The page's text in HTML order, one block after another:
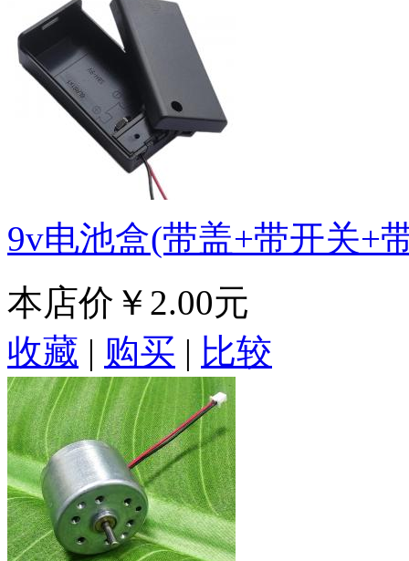
9v电池盒(带盖+带开关+
本店价 ￥2.00元
收藏 | 购买 | 比较